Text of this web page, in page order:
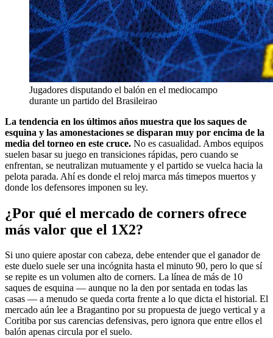
Jugadores disputando el balón en el mediocampo
durante un partido del Brasileirao
La tendencia en los últimos años muestra que los saques de
esquina y las amonestaciones se disparan muy por encima de la
media del torneo en este cruce. No es casualidad. Ambos equipos
suelen basar su juego en transiciones rápidas, pero cuando se
enfrentan, se neutralizan mutuamente y el partido se vuelca hacia la
pelota parada. Ahí es donde el reloj marca más timepos muertos y
donde los defensores imponen su ley.
¿Por qué el mercado de corners ofrece
más valor que el 1X2?
Si uno quiere apostar con cabeza, debe entender que el ganador de
este duelo suele ser una incógnita hasta el minuto 90, pero lo que sí
se repite es un volumen alto de corners. La línea de más de 10
saques de esquina — aunque no la den por sentada en todas las
casas — a menudo se queda corta frente a lo que dicta el historial. El
mercado aún lee a Bragantino por su propuesta de juego vertical y a
Coritiba por sus carencias defensivas, pero ignora que entre ellos el
balón apenas circula por el suelo.